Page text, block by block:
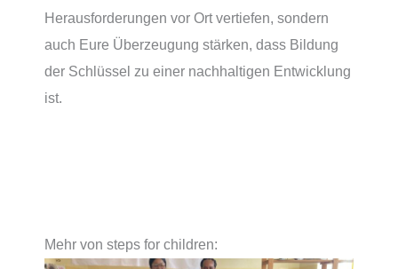
Herausforderungen vor Ort vertiefen, sondern
auch Eure Überzeugung stärken, dass Bildung
der Schlüssel zu einer nachhaltigen Entwicklung
ist.
Mehr von steps for children: